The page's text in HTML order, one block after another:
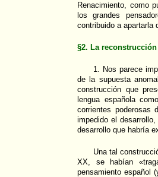
Renacimiento, como
los grandes
contribuido a apartarla
§2. La
1. Nos parece
de la supuesta
construcción que
lengua española
corrientes poderosas
impedido el
desarrollo que habría
Una tal
XX, se habían
pensamiento español